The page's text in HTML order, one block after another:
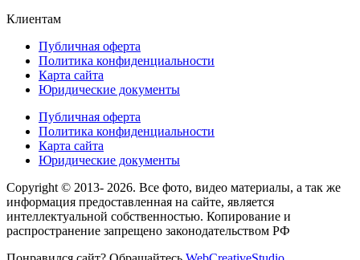
Клиентам
Публичная оферта
Политика конфиденциальности
Карта сайта
Юридические документы
Публичная оферта
Политика конфиденциальности
Карта сайта
Юридические документы
Copyright © 2013- 2026. Все фото, видео материалы, а так же
информация предоставленная на сайте, является
интеллектуальной собственностью. Копирование и
распространение запрещено законодательством РФ